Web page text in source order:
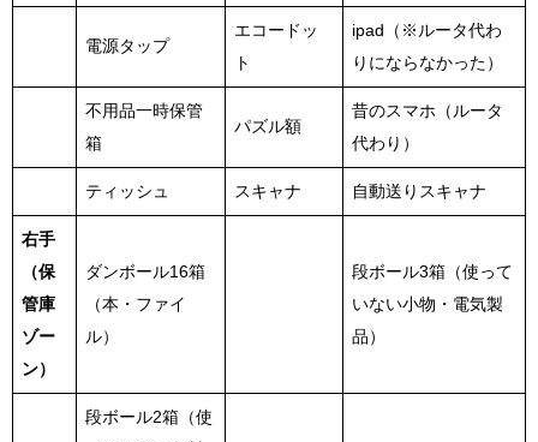
電源タップ
エコードッ
ト
ipad（※ルータ代わ
りにならなかった）
不用品一時保管
箱
パズル額
昔のスマホ（ルータ
代わり）
ティッシュ スキャナ 自動送りスキャナ
右手
（保
管庫
ゾー
ン）
ダンボール16箱
（本・ファイ
ル）
段ボール3箱（使って
いない小物・電気製
品）
段ボール2箱（使